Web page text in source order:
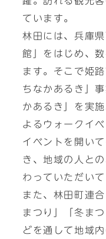
ています。
林田には、兵庫
館」をはじめ、
ます。そこで姫
ちなかあるき」
かあるき」を実
よるウォークイ
イベントを開い
き、地域の人と
わっていただいて
また、林田町連
まつり」「冬ま
どを通して地域